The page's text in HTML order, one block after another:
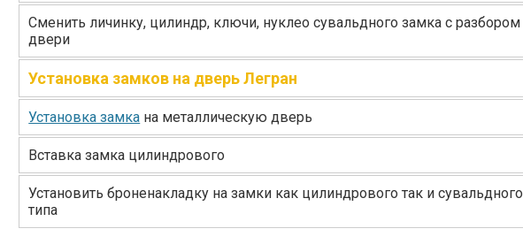
Сменить личинку, цилиндр, ключи, нуклео сувальдного замка с разбором
двери
Установка замков на дверь Легран
Установка замка на металлическую дверь
Вставка замка цилиндрового
Установить броненакладку на замки как цилиндрового так и сувальдного
типа